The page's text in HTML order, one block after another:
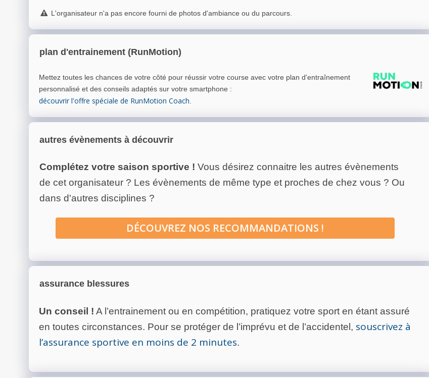
L'organisateur n'a pas encore fourni de photos d'ambiance ou du parcours.
plan d'entrainement (RunMotion)
Mettez toutes les chances de votre côté pour réussir votre course avec votre plan d'entraînement
personnalisé et des conseils adaptés sur votre smartphone :
découvrir l'offre spéciale de RunMotion Coach.
autres évènements à découvrir
Complétez votre saison sportive ! Vous désirez connaitre les autres évènements
de cet organisateur ? Les évènements de même type et proches de chez vous ? Ou
dans d'autres disciplines ?
DÉCOUVREZ NOS RECOMMANDATIONS !
assurance blessures
Un conseil ! A l’entrainement ou en compétition, pratiquez votre sport en étant assuré
en toutes circonstances. Pour se protéger de l’imprévu et de l’accidentel, souscrivez à
l’assurance sportive en moins de 2 minutes.